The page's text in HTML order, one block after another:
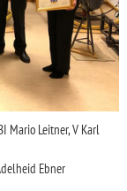
Mario Leitner, V Karl
Ebner